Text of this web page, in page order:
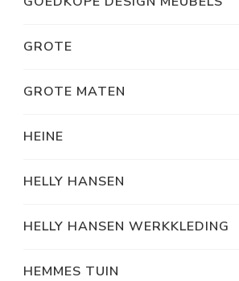
GROTE
GROTE MATEN
HEINE
HELLY HANSEN
HELLY HANSEN WERKKLEDING
HEMMES TUIN